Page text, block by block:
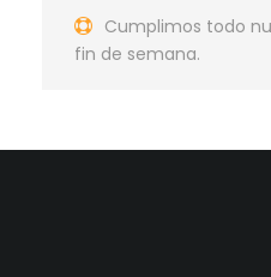
Cumplimos todo
fin de semana.